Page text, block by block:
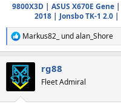
9800X3D| ASUS X670E Gene|
2018| Jonsbo TK-1 2.0|
R
e
k
t
i
Markus82_ undalan_Shore
rg88
Fleet Admiral